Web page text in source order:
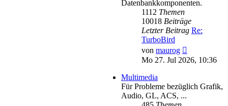
Datenbankkomponenten.
1112 Themen
10018 Beiträge
Letzter Beitrag Re:
TurboBird
von maurog
Beitrag
Mo 27. Jul 2026, 10:36
Multimedia
Für Probleme bezüglich Grafik,
Audio, GL, ACS, ...